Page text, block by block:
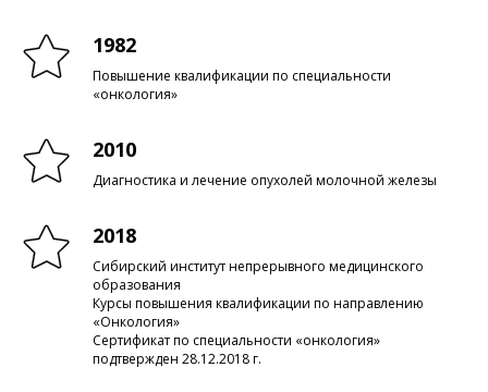
1982
Повышение квалификации по специальности
«онкология»
2010
Диагностика и лечение опухолей молочной железы
2018
Сибирский институт непрерывного медицинского
образования
Курсы повышения квалификации по направлению
«Онкология»
Сертификат по специальности «онкология»
подтвержден 28.12.2018 г.